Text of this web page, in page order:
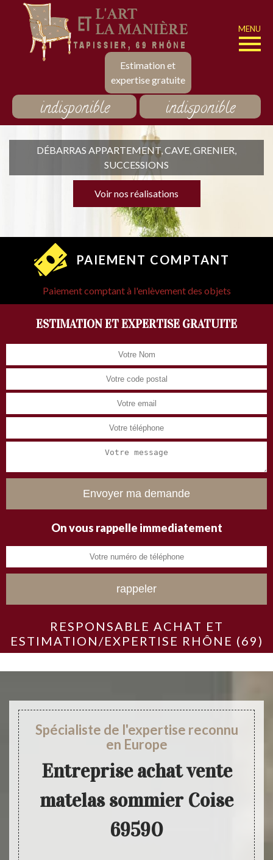
Estimation et
expertise gratuite
MENU
indisponible indisponible
DÉBARRAS APPARTEMENT, CAVE, GRENIER,
SUCCESSIONS
Voir nos réalisations
PAIEMENT COMPTANT
Paiement comptant à l'enlèvement des objets
ESTIMATION ET EXPERTISE GRATUITE
On vous rappelle immediatement
RESPONSABLE ACHAT ET
ESTIMATION/EXPERTISE RHÔNE (69)
Spécialiste de l'expertise reconnu
en Europe
Entreprise achat vente
matelas sommier Coise
69590